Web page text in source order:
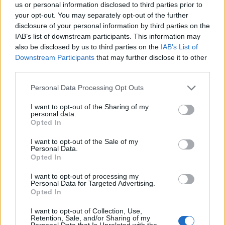
us or personal information disclosed to third parties prior to
your opt-out. You may separately opt-out of the further
disclosure of your personal information by third parties on the
IAB’s list of downstream participants. This information may
also be disclosed by us to third parties on the IAB’s List of
Downstream Participants that may further disclose it to other
Please note that this website/app uses one or more Google
not limited to your visit or usage behaviour. You may click to
grant or deny consent to Google and its third-party tags to
use your data for below specified purposes in below Google
consent section.
Personal Data Processing Opt Outs
I want to opt-out of the Sharing of my
personal data.
Opted In
I want to opt-out of the Sale of my
Personal Data.
Opted In
I want to opt-out of processing my
Personal Data for Targeted Advertising.
Opted In
I want to opt-out of Collection, Use,
Retention, Sale, and/or Sharing of my
Live στις 16:00, ο αγώνας
της Εθνικής Νεανίδων
απέναντι στην Ισλανδία
Στα 15 δισ. ευρώ ο στόχος
για νέα δάνεια το 2026 - Η
τραπεζών το α΄ εξάμηνο
Όμιλος ΔΕΗ: Νέα συμφωνία για χαρτοφυλάκιο έργων ΑΠΕ
άνω των 2 GW σε Πολωνία και Ουγγαρία